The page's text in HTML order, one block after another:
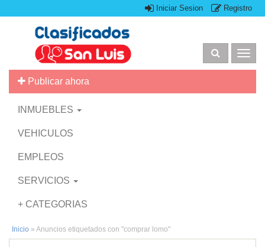
Iniciar Sesion Registro
Publicar ahora
INMUEBLES
VEHICULOS
EMPLEOS
SERVICIOS
+ CATEGORIAS
Inicio » Anuncios etiquetados con "comprar lomo"